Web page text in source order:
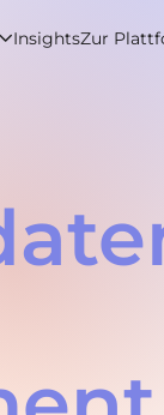
InsightsZur